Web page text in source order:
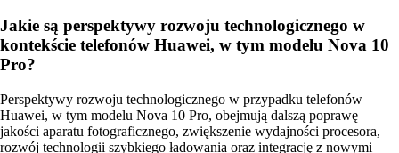
Jakie są perspektywy rozwoju technologicznego w
kontekście telefonów Huawei, w tym modelu Nova 10
Pro?
Perspektywy rozwoju technologicznego w przypadku telefonów
Huawei, w tym modelu Nova 10 Pro, obejmują dalszą poprawę
jakości aparatu fotograficznego, zwiększenie wydajności procesora,
rozwój technologii szybkiego ładowania oraz integrację z nowymi